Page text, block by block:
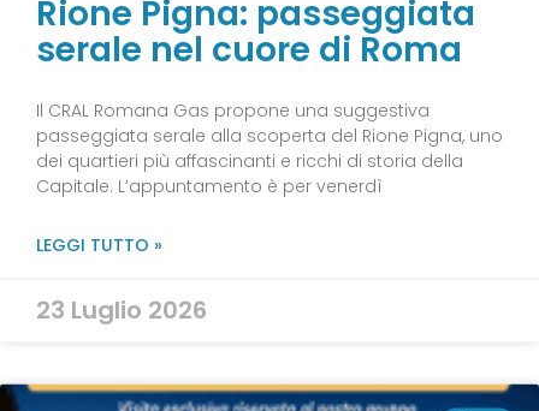
Rione Pigna: passeggiata
serale nel cuore di Roma
Il CRAL Romana Gas propone una suggestiva
passeggiata serale alla scoperta del Rione Pigna, uno
dei quartieri più affascinanti e ricchi di storia della
Capitale. L’appuntamento è per venerdì
LEGGI TUTTO »
23 Luglio 2026